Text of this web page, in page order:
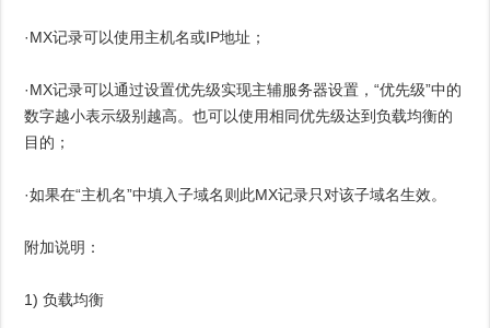
·MX记录可以使用主机名或IP地址；
·MX记录可以通过设置优先级实现主辅服务器设置，“优先级”中的
数字越小表示级别越高。也可以使用相同优先级达到负载均衡的
目的；
·如果在“主机名”中填入子域名则此MX记录只对该子域名生效。
附加说明：
1) 负载均衡